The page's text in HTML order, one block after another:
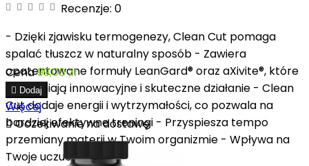
Recenzje: 0
- Dzięki zjawisku termogenezy, Clean Cut pomaga
spalać tłuszcz w naturalny sposób - Zawiera
opatentowane formuły LeanGard® oraz aXivite®, które
zapewniają innowacyjne i skuteczne działanie - Clean
Cut dodaje energii i wytrzymałości, co pozwala na
bardziej efektywne treningi - Przyspiesza tempo
przemiany materii w Twoim organizmie - Wpływa na
Twoje uczucie...
Cena99,00 zł
 Dodaj
Więcej
Oczekiwanie na dostawę